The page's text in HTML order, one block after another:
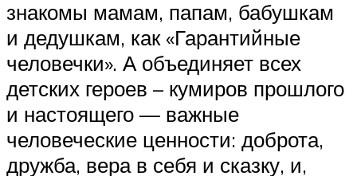
знакомы мамам, папам, бабушкам
и дедушкам, как «Гарантийные
человечки». А объединяет всех
детских героев – кумиров прошлого
и настоящего — важные
человеческие ценности: доброта,
дружба, вера в себя и сказку, и,